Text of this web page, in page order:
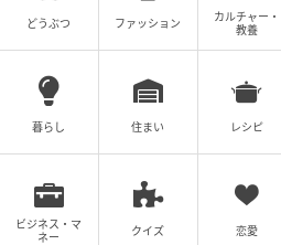
いでしょうか。お姉さんの旦
きたという、大量のドーナツ
総額は約67,000円にものぼっ
食べるには明らかに多すぎます
しかも選択した店舗が1個あた
ーナツ店。これには投稿者さ
あまり笑うしかなかったことで
どうぶつ ファッション
カルチャー・
教養
暮らし 住まい レシピ
ビジネス・マ
ネー
クイズ 恋愛